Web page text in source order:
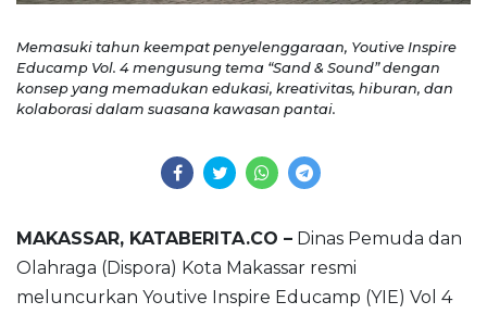
Memasuki tahun keempat penyelenggaraan, Youtive Inspire
Educamp Vol. 4 mengusung tema “Sand & Sound” dengan
konsep yang memadukan edukasi, kreativitas, hiburan, dan
kolaborasi dalam suasana kawasan pantai.
MAKASSAR, KATABERITA.CO – Dinas Pemuda dan
Olahraga (Dispora) Kota Makassar resmi
meluncurkan Youtive Inspire Educamp (YIE) Vol 4